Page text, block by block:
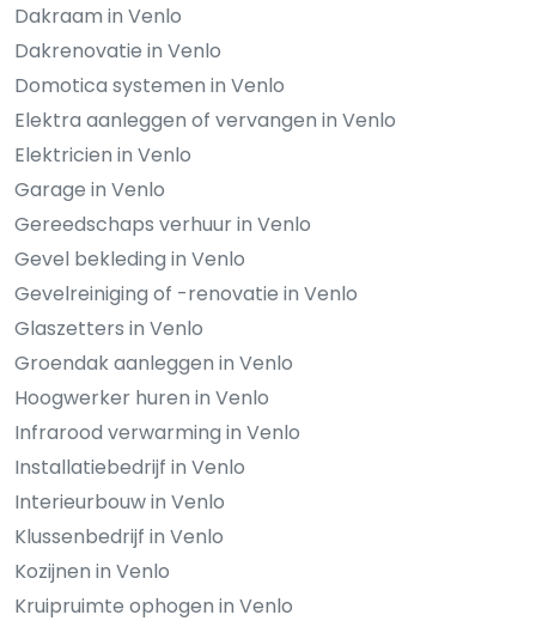
Dakraam in Venlo
Dakrenovatie in Venlo
Domotica systemen in Venlo
Elektra aanleggen of vervangen in Venlo
Elektricien in Venlo
Garage in Venlo
Gereedschaps verhuur in Venlo
Gevel bekleding in Venlo
Gevelreiniging of -renovatie in Venlo
Glaszetters in Venlo
Groendak aanleggen in Venlo
Hoogwerker huren in Venlo
Infrarood verwarming in Venlo
Installatiebedrijf in Venlo
Interieurbouw in Venlo
Klussenbedrijf in Venlo
Kozijnen in Venlo
Kruipruimte ophogen in Venlo